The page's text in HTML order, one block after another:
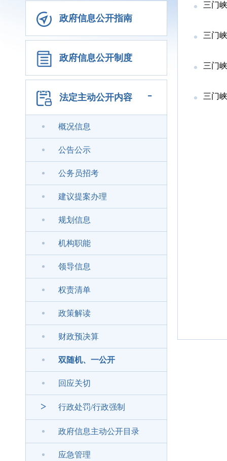
政府信息公开指南
政府信息公开制度
法定主动公开内容 -
概况信息
公告公示
公务员招考
建议提案办理
规划信息
机构职能
领导信息
权责清单
政策解读
财政预决算
双随机、一公开
回应关切
> 行政处罚/行政强制
政府信息主动公开目录
应急管理
三门
三门
三门
三门